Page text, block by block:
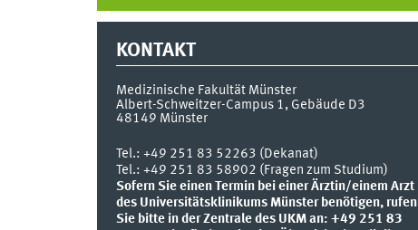
KONTAKT
Medizinische Fakultät Münster
Albert-Schweitzer-Campus 1, Gebäude D3
48149 Münster
Tel.: +49 251 83 52263 (Dekanat)
Tel.: +49 251 83 58902 (Fragen zum Studium)
Sofern Sie einen Termin bei einer Ärztin/einem Arzt
des Universitätsklinikums Münster benötigen, rufen
Sie bitte in der Zentrale des UKM an: +49 251 83